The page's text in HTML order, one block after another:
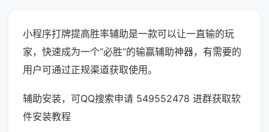
小程序打牌提高胜率辅助是一款可以让一直输的玩
家，快速成为一个“必胜”的输赢辅助神器，有需要的
用户可通过正规渠道获取使用。
辅助安装，可QQ搜索申请 549552478 进群获取软
件安装教程